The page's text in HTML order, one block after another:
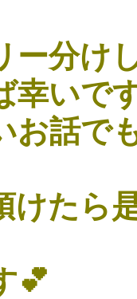
ー分け
幸いで
お話で
けたら
💕